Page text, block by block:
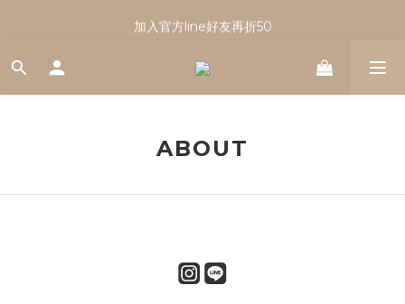
註冊會員享有100元購物金｜新會員看這篇！
加入官方line好友再折50
註冊會員享有100元購物金｜新會員看這篇！
ABOUT